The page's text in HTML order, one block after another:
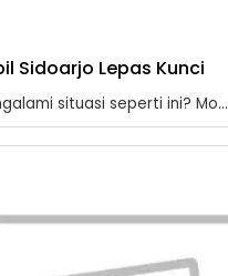
Sidoarjo Lepas Kunci
situasi seperti ini? Mo...